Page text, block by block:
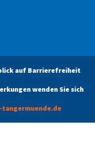
auf Barrierefreiheit
wenden Sie sich